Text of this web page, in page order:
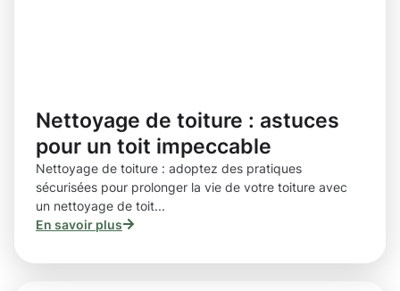
Nettoyage de toiture : astuces
pour un toit impeccable
Nettoyage de toiture : adoptez des pratiques
sécurisées pour prolonger la vie de votre toiture avec
un nettoyage de toit...
En savoir plus